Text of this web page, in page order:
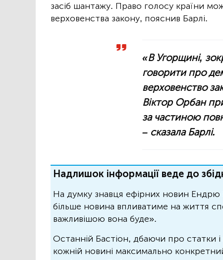
засіб шантажу. Право голосу країни
верховенства закону, пояснив Барлі.
«В Угорщині,
говорити про
верховенство
Віктор Орбан
за частиною
– сказала Барлі.
Надлишок інформації веде до
На думку знавця ефірних новин
більше новина впливатиме на життя
важливішою вона буде».
Останній Бастіон, дбаючи про статки
кожній новині максимально